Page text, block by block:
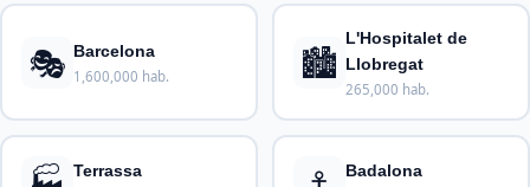
🎭 Barcelona
1,600,000 hab. 🏙️
L'Hospitalet de
Llobregat
265,000 hab.
Terrassa Badalona